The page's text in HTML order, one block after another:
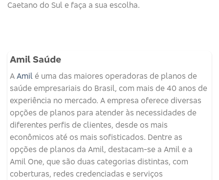
Caetano do Sul e faça a sua escolha.
Amil Saúde
A Amil é uma das maiores operadoras de planos de
saúde empresariais do Brasil, com mais de 40 anos de
experiência no mercado. A empresa oferece diversas
opções de planos para atender às necessidades de
diferentes perfis de clientes, desde os mais
econômicos até os mais sofisticados. Dentre as
opções de planos da Amil, destacam-se a Amil e a
Amil One, que são duas categorias distintas, com
coberturas, redes credenciadas e serviços